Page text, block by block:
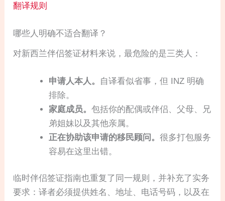
翻译规则
哪些人明确不适合翻译？
对新西兰伴侣签证材料来说，最危险的是三类人：
申请人本人。 自译看似省事，但 INZ 明确
排除。
家庭成员。包括你的配偶或伴侣、父母、兄
弟姐妹以及其他亲属。
正在协助该申请的移民顾问。很多打包服务
容易在这里出错。
临时伴侣签证指南也重复了同一规则，并补充了实务
要求：译者必须提供姓名、地址、电话号码，以及在